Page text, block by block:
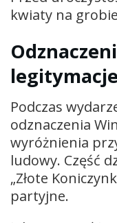
kwiaty na
legitymacje
Podczas
odznaczenia
wyróżnienia
ludowy. Część
„Złote
partyjne.